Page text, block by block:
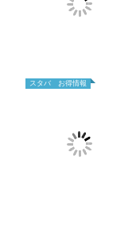
スタバ お得情報